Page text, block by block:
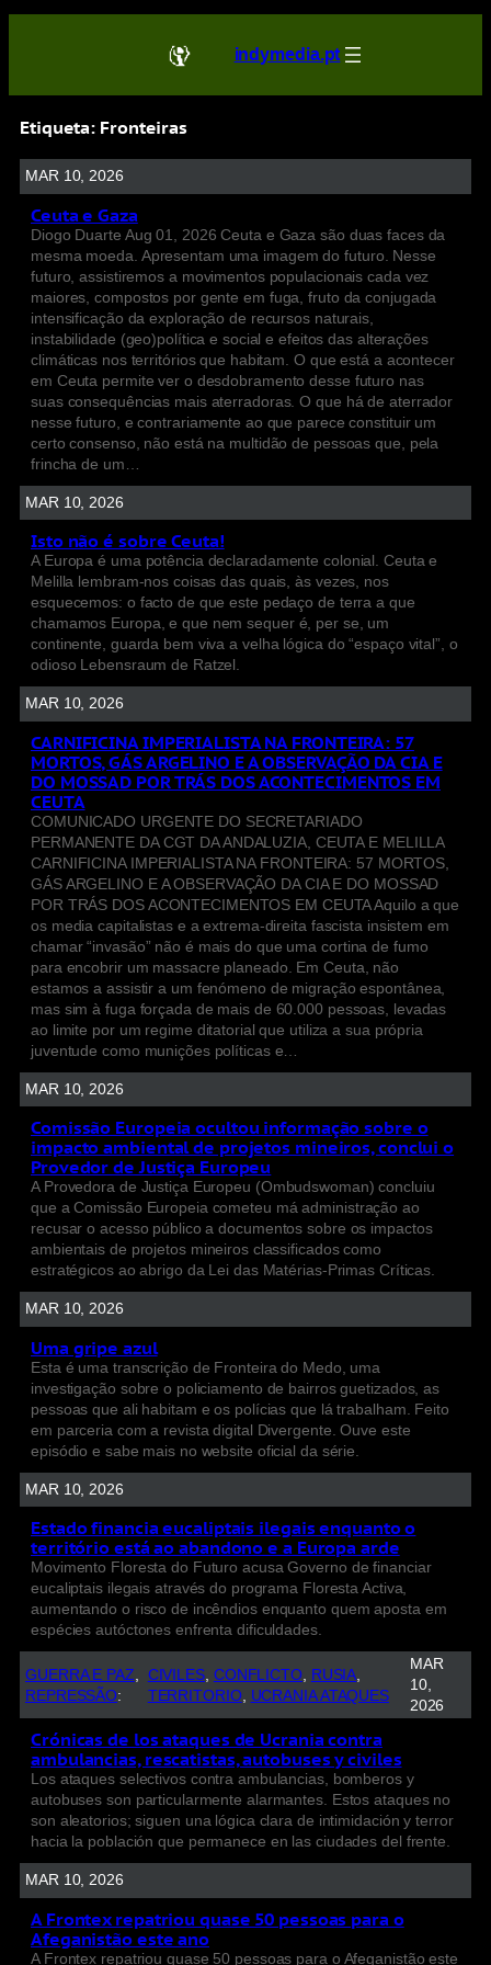
indymedia.pt
Etiqueta: Fronteiras
MAR 10, 2026
Ceuta e Gaza
Diogo Duarte Aug 01, 2026 Ceuta e Gaza são duas faces da
mesma moeda. Apresentam uma imagem do futuro. Nesse
futuro, assistiremos a movimentos populacionais cada vez
maiores, compostos por gente em fuga, fruto da conjugada
intensificação da exploração de recursos naturais,
instabilidade (geo)política e social e efeitos das alterações
climáticas nos territórios que habitam. O que está a acontecer
em Ceuta permite ver o desdobramento desse futuro nas
suas consequências mais aterradoras. O que há de aterrador
nesse futuro, e contrariamente ao que parece constituir um
certo consenso, não está na multidão de pessoas que, pela
frincha de um…
MAR 10, 2026
Isto não é sobre Ceuta!
A Europa é uma potência declaradamente colonial. Ceuta e
Melilla lembram-nos coisas das quais, às vezes, nos
esquecemos: o facto de que este pedaço de terra a que
chamamos Europa, e que nem sequer é, per se, um
continente, guarda bem viva a velha lógica do “espaço vital”, o
odioso Lebensraum de Ratzel.
MAR 10, 2026
CARNIFICINA IMPERIALISTA NA FRONTEIRA: 57
MORTOS, GÁS ARGELINO E A OBSERVAÇÃO DA CIA E
DO MOSSAD POR TRÁS DOS ACONTECIMENTOS EM
CEUTA
COMUNICADO URGENTE DO SECRETARIADO
PERMANENTE DA CGT DA ANDALUZIA, CEUTA E MELILLA
CARNIFICINA IMPERIALISTA NA FRONTEIRA: 57 MORTOS,
GÁS ARGELINO E A OBSERVAÇÃO DA CIA E DO MOSSAD
POR TRÁS DOS ACONTECIMENTOS EM CEUTA Aquilo a que
os media capitalistas e a extrema-direita fascista insistem em
chamar “invasão” não é mais do que uma cortina de fumo
para encobrir um massacre planeado. Em Ceuta, não
estamos a assistir a um fenómeno de migração espontânea,
mas sim à fuga forçada de mais de 60.000 pessoas, levadas
ao limite por um regime ditatorial que utiliza a sua própria
juventude como munições políticas e…
MAR 10, 2026
Comissão Europeia ocultou informação sobre o
impacto ambiental de projetos mineiros, conclui o
Provedor de Justiça Europeu
A Provedora de Justiça Europeu (Ombudswoman) concluiu
que a Comissão Europeia cometeu má administração ao
recusar o acesso público a documentos sobre os impactos
ambientais de projetos mineiros classificados como
estratégicos ao abrigo da Lei das Matérias-Primas Críticas.
MAR 10, 2026
Uma gripe azul
Esta é uma transcrição de Fronteira do Medo, uma
investigação sobre o policiamento de bairros guetizados, as
pessoas que ali habitam e os polícias que lá trabalham. Feito
em parceria com a revista digital Divergente. Ouve este
episódio e sabe mais no website oficial da série.
MAR 10, 2026
Estado financia eucaliptais ilegais enquanto o
território está ao abandono e a Europa arde
Movimento Floresta do Futuro acusa Governo de financiar
eucaliptais ilegais através do programa Floresta Activa,
aumentando o risco de incêndios enquanto quem aposta em
espécies autóctones enfrenta dificuldades.
GUERRA E PAZ
REPRESSÃO:
CIVILES CONFLICTO, RUSIA
TERRITORIO, UCRANIA ATAQUES
MAR
10,
2026
Crónicas de los ataques de Ucrania contra
ambulancias, rescatistas, autobuses y civiles
Los ataques selectivos contra ambulancias, bomberos y
autobuses son particularmente alarmantes. Estos ataques no
son aleatorios; siguen una lógica clara de intimidación y terror
hacia la población que permanece en las ciudades del frente.
MAR 10, 2026
A Frontex repatriou quase 50 pessoas para o
Afeganistão este ano
A Frontex repatriou quase 50 pessoas para o Afeganistão este